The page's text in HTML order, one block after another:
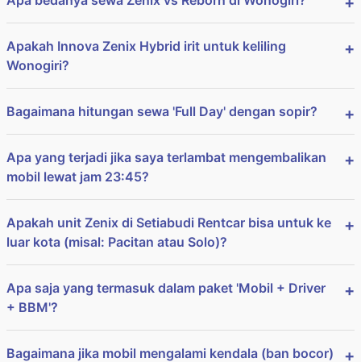
Apakah Innova Zenix Hybrid irit untuk keliling
Wonogiri?
Bagaimana hitungan sewa 'Full Day' dengan sopir?
Apa yang terjadi jika saya terlambat mengembalikan
mobil lewat jam 23:45?
Apakah unit Zenix di Setiabudi Rentcar bisa untuk ke
luar kota (misal: Pacitan atau Solo)?
Apa saja yang termasuk dalam paket 'Mobil + Driver
+ BBM'?
Bagaimana jika mobil mengalami kendala (ban bocor)